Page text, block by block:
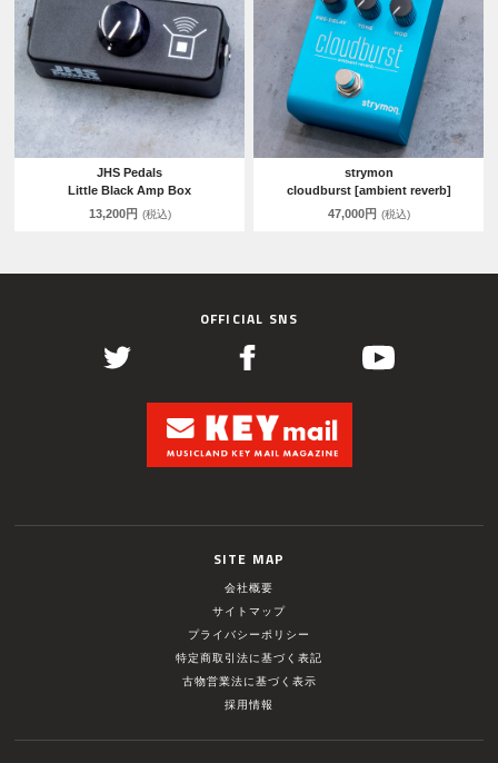
JHS Pedals
Little Black Amp Box
13,200円 (税込)
strymon
cloudburst [ambient reverb]
47,000円 (税込)
OFFICIAL SNS
SITE MAP
会社概要
サイトマップ
プライバシーポリシー
特定商取引法に基づく表記
古物営業法に基づく表示
採用情報